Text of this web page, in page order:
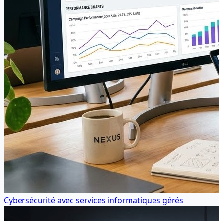
Cybersécurité avec services informatiques gérés